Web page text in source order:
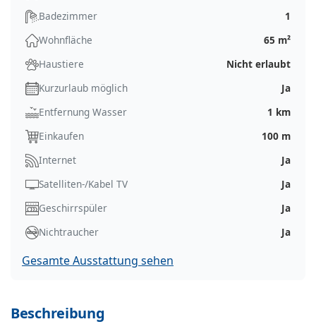
Badezimmer
1
Wohnfläche
65 m²
Haustiere
Nicht erlaubt
Kurzurlaub möglich
Ja
Entfernung Wasser
1 km
Einkaufen
100 m
Internet
Ja
Satelliten-/Kabel TV
Ja
Geschirrspüler
Ja
Nichtraucher
Ja
Gesamte Ausstattung sehen
Beschreibung